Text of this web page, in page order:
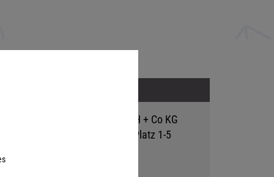
Hutter Trade GmbH + Co KG
Bgm.-Landmann-Platz 1-5